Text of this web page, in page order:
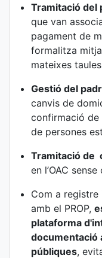
Tramitació del
que van
pagament de
formalitza
mateixes
Gestió del
canvis de
confirmació de
de persones
Tramitació de
en l’OAC
Com a registre
amb el PROP,
plataforma
documentació
públiques,